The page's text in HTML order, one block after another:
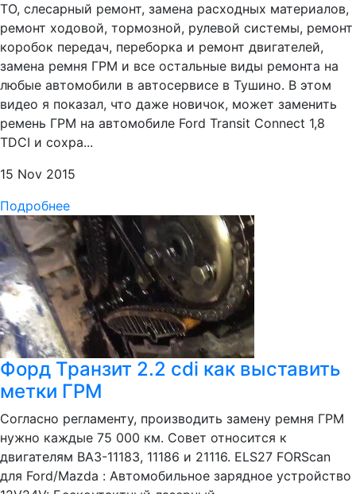
ТО, слесарный ремонт, замена расходных материалов,
ремонт ходовой, тормозной, рулевой системы, ремонт
коробок передач, переборка и ремонт двигателей,
замена ремня ГРМ и все остальные виды ремонта на
любые автомобили в автосервисе в Тушино. В этом
видео я показал, что даже новичок, может заменить
ремень ГРМ на автомобиле Ford Transit Connect 1,8
TDСI и сохра...
15 Nov 2015
Подробнее
Форд Транзит 2.2 cdi как выставить
метки ГРМ
Согласно регламенту, производить замену ремня ГРМ
нужно каждые 75 000 км. Совет относится к
двигателям ВАЗ-11183, 11186 и 21116. ELS27 FORScan
для Ford/Mazda : Автомобильное зарядное устройство